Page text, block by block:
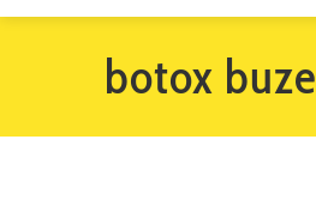
botox buze